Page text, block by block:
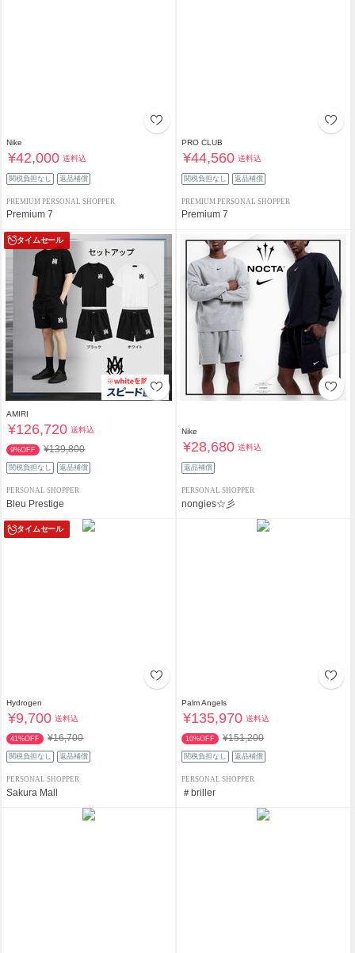
Nike
¥42,000 送料込
関税負担なし 返品補償
PREMIUM PERSONAL SHOPPER
Premium 7
PRO CLUB
¥44,560 送料込
関税負担なし 返品補償
PREMIUM PERSONAL SHOPPER
Premium 7
タイムセール
AMIRI
¥126,720 送料込
9%OFF ¥139,800
関税負担なし 返品補償
PERSONAL SHOPPER
Bleu Prestige
Nike
¥28,680 送料込
返品補償
PERSONAL SHOPPER
nongies☆彡
タイムセール
Hydrogen
¥9,700 送料込
41%OFF ¥16,700
関税負担なし 返品補償
PERSONAL SHOPPER
Sakura Mall
Palm Angels
¥135,970 送料込
10%OFF ¥151,200
関税負担なし 返品補償
PERSONAL SHOPPER
＃briller